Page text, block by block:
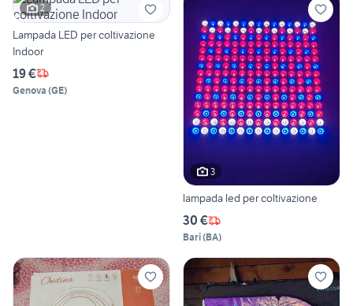
2
Lampada LED per coltivazione
Indoor
19 €
Genova (GE)
3
lampada led per coltivazione
30 €
Bari(BA)